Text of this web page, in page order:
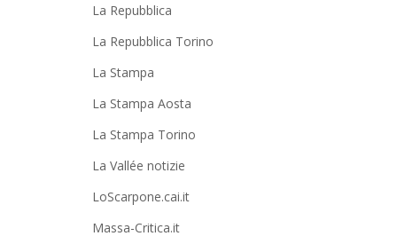
La Repubblica
La Repubblica Torino
La Stampa
La Stampa Aosta
La Stampa Torino
La Vallée notizie
LoScarpone.cai.it
Massa-Critica.it